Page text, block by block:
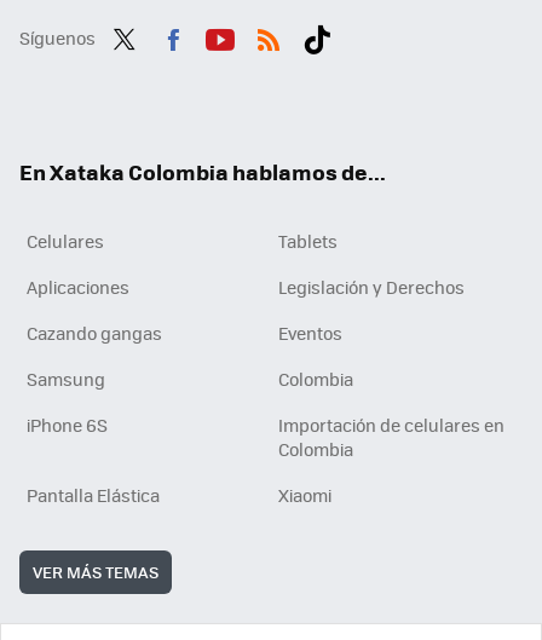
Síguenos
En Xataka Colombia hablamos de...
Celulares
Tablets
Aplicaciones
Legislación y Derechos
Cazando gangas
Eventos
Samsung
Colombia
iPhone 6S
Importación de celulares en
Colombia
Pantalla Elástica
Xiaomi
VER MÁS TEMAS